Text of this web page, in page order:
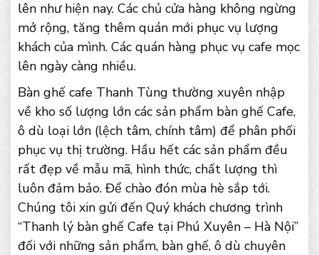
lên như hiện nay. Các chủ cửa hàng không ngừng
mở rộng, tăng thêm quán mới phục vụ lượng
khách của mình. Các quán hàng phục vụ cafe mọc
lên ngày càng nhiều.
Bàn ghế cafe Thanh Tùng thường xuyên nhập
về kho số lượng lớn các sản phẩm bàn ghế Cafe,
ô dù loại lớn (lệch tâm, chính tâm) để phân phối
phục vụ thị trường. Hầu hết các sản phẩm đều
rất đẹp về mẫu mã, hình thức, chất lượng thì
luôn đảm bảo. Để chào đón mùa hè sắp tới.
Chúng tôi xin gửi đến Quý khách chương trình
“Thanh lý bàn ghế Cafe tại Phú Xuyên – Hà Nội”
đối với những sản phẩm, bàn ghế, ô dù chuyên